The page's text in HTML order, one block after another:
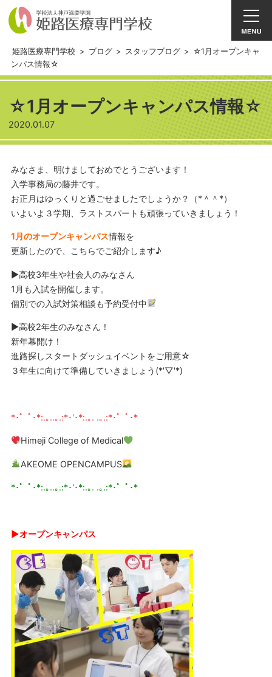
姫路医療専門学校 > ブログ > スタッフブログ > ☆1月オープンキャ
ンパス情報☆
☆1月オープンキャンパス情報☆
2020.01.07
みなさま、明けましておめでとうございます！
入学事務局の藤井です。
お正月はゆっくりと過ごせましたでしょうか？（*＾＾*）
いよいよ３学期、ラストスパートも頑張っていきましょう！
1月のオープンキャンパス情報を
更新したので、こちらでご紹介します♪
▶高校3年生や社会人のみなさん
1月も入試を開催します。
個別での入試対策相談も予約受付中
▶高校2年生のみなさん！
新年幕開け！
進路探しスタートダッシュイベントをご用意☆
３年生に向けて準備していきましょう(*'▽'*)
*･゜ﾟ･*:.｡..｡.:*･'･*:.｡. .｡.:*･゜ﾟ･*
Himeji College of Medical
AKEOME OPENCAMPUS
*･゜ﾟ･*:.｡..｡.:*･'･*:.｡. .｡.:*･゜ﾟ･*
▶︎オープンキャンパス